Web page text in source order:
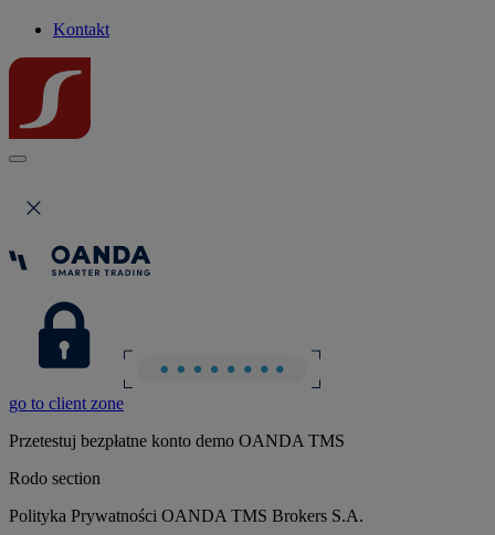
Kontakt
go to client zone
Przetestuj bezpłatne konto demo OANDA TMS
Rodo section
Polityka Prywatności OANDA TMS Brokers S.A.